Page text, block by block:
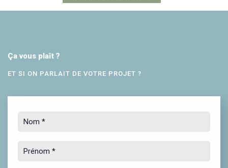
Ça vous plaît ?
ET SI ON PARLAIT DE VOTRE PROJET ?